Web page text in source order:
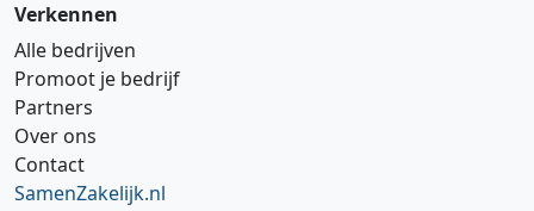
Verkennen
Alle bedrijven
Promoot je bedrijf
Partners
Over ons
Contact
SamenZakelijk.nl